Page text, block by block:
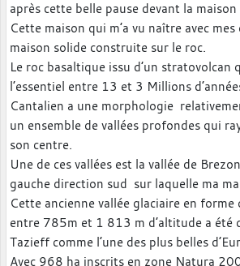
après cette belle pause devant la maison
Cette maison qui m’a vu naître avec
maison solide construite sur le roc.
Le roc basaltique issu d’un stratovolcan
l’essentiel entre 13 et 3 Millions
Cantalien a une morphologie
un ensemble de vallées profondes qui
son centre.
Une de ces vallées est la vallée de
gauche direction sud sur laquelle ma
Cette ancienne vallée glaciaire en forme
entre 785m et 1 813 m d’altitude a été
Tazieff comme l’une des plus belles
Avec 968 ha inscrits en zone Natura